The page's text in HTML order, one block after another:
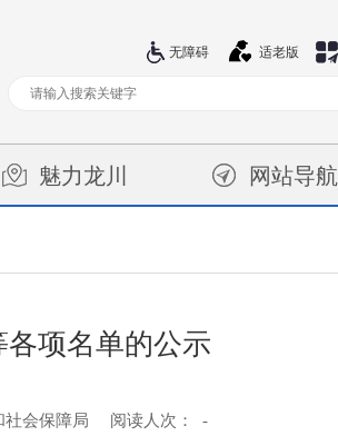
适老版
无障碍
魅力龙川 网站导航
项名单的公示
社会保障局 阅读人次： -